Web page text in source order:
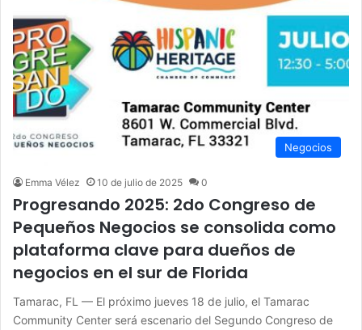
Negocios
Emma Vélez 10 de julio de 2025 0
Progresando 2025: 2do Congreso de
Pequeños Negocios se consolida como
plataforma clave para dueños de
negocios en el sur de Florida
Tamarac, FL — El próximo jueves 18 de julio, el Tamarac
Community Center será escenario del Segundo Congreso de